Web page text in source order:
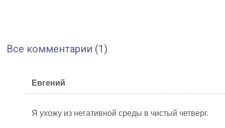
Все комментарии (1)
Евгений
Я ухожу из негативной среды в чистый четверг.